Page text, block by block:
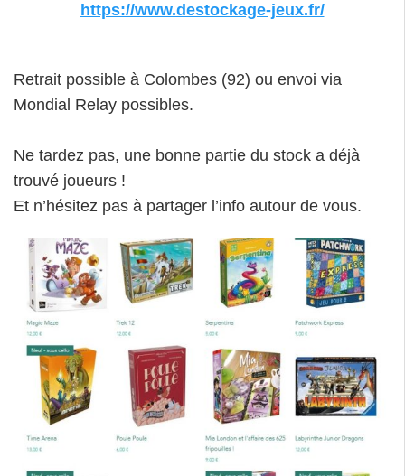
https://www.destockage-jeux.fr/
Retrait possible à Colombes (92) ou envoi via
Mondial Relay possibles.
Ne tardez pas, une bonne partie du stock a déjà
trouvé joueurs !
Et n’hésitez pas à partager l’info autour de vous.